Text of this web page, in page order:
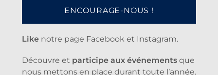
ENCOURAGE-NOUS !
Like notre page Facebook et Instagram.
Découvre et participe aux événements que
nous mettons en place durant toute l’année.